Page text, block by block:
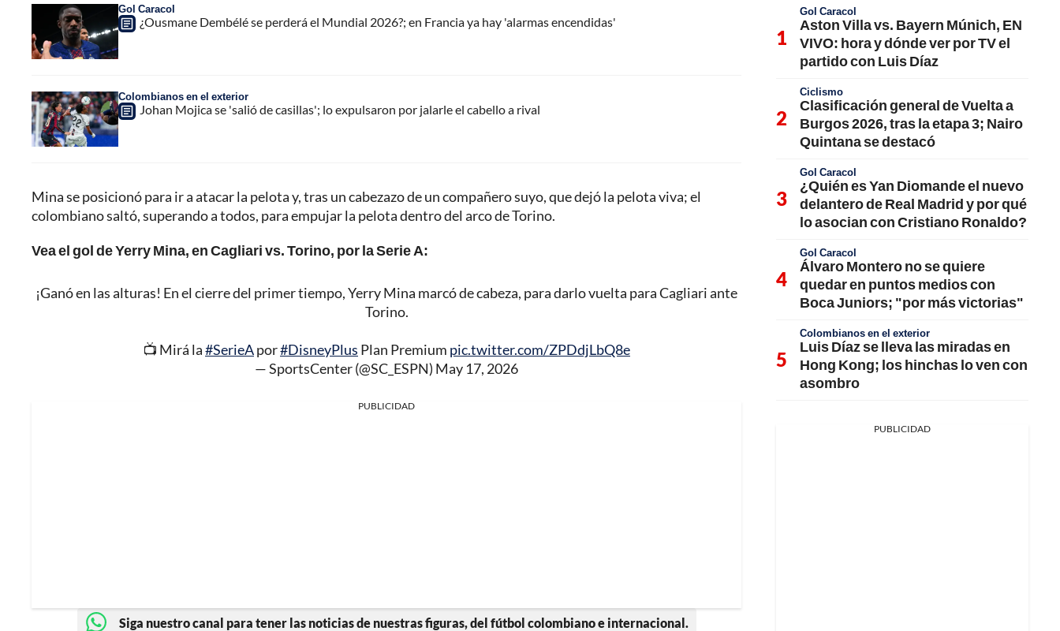
Gol Caracol
¿Ousmane Dembélé se perderá el Mundial 2026?; en Francia ya hay 'alarmas encendidas'
Colombianos en el exterior
Johan Mojica se 'salió de casillas'; lo expulsaron por jalarle el cabello a rival
Mina se posicionó para ir a atacar la pelota y, tras un cabezazo de un compañero suyo, que dejó la pelota viva; el
colombiano saltó, superando a todos, para empujar la pelota dentro del arco de Torino.
Vea el gol de Yerry Mina, en Cagliari vs. Torino, por la Serie A:
¡Ganó en las alturas! En el cierre del primer tiempo, Yerry Mina marcó de cabeza, para darlo vuelta para Cagliari ante
Torino.
📺 Mirá la#SerieApor#DisneyPlus Plan Premium pic.twitter.com/ZPDdjLbQ8e
— SportsCenter (@SC_ESPN) May 17, 2026
PUBLICIDAD
Siga nuestro canal para tener las noticias de nuestras figuras, del fútbol colombiano e internacional.
Gol Caracol
Aston Villa vs. Bayern Múnich, EN
VIVO: hora y dónde ver por TV el
partido con Luis Díaz
Ciclismo
Clasificación general de Vuelta a
Burgos 2026, tras la etapa 3; Nairo
Quintana se destacó
Gol Caracol
¿Quién es Yan Diomande el nuevo
delantero de Real Madrid y por qué
lo asocian con Cristiano Ronaldo?
Gol Caracol
Álvaro Montero no se quiere
quedar en puntos medios con
Boca Juniors; "por más victorias"
Colombianos en el exterior
Luis Díaz se lleva las miradas en
Hong Kong; los hinchas lo ven con
asombro
PUBLICIDAD